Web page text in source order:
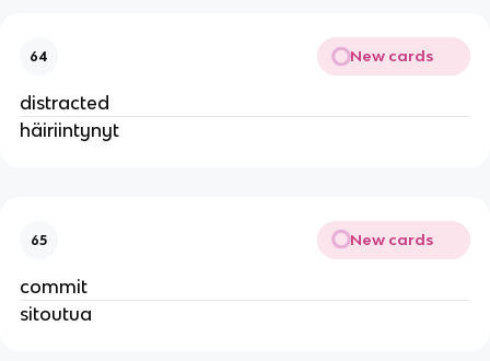
64 New cards
distracted
häiriintynyt
65 New cards
commit
sitoutua